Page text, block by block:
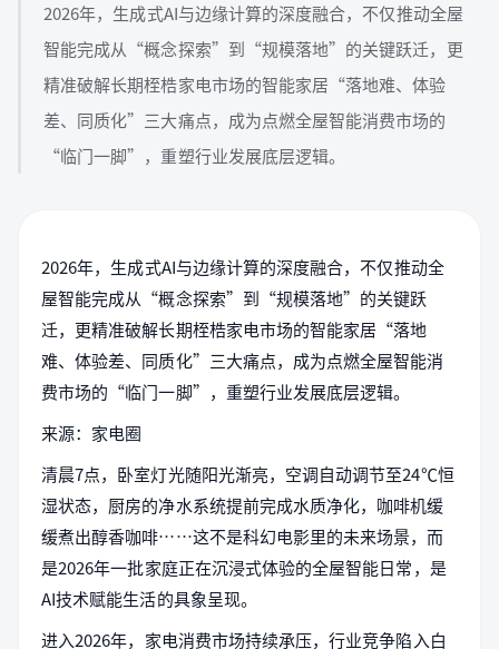
2026年，生成式AI与边缘计算的深度融合，不仅推动全屋
智能完成从“概念探索”到“规模落地”的关键跃迁，更
精准破解长期桎梏家电市场的智能家居“落地难、体验
差、同质化”三大痛点，成为点燃全屋智能消费市场的
“临门一脚”，重塑行业发展底层逻辑。
2026年，生成式AI与边缘计算的深度融合，不仅推动全
屋智能完成从“概念探索”到“规模落地”的关键跃
迁，更精准破解长期桎梏家电市场的智能家居“落地
难、体验差、同质化”三大痛点，成为点燃全屋智能消
费市场的“临门一脚”，重塑行业发展底层逻辑。
来源：家电圈
清晨7点，卧室灯光随阳光渐亮，空调自动调节至24℃恒
湿状态，厨房的净水系统提前完成水质净化，咖啡机缓
缓煮出醇香咖啡……这不是科幻电影里的未来场景，而
是2026年一批家庭正在沉浸式体验的全屋智能日常，是
AI技术赋能生活的具象呈现。
进入2026年，家电消费市场持续承压，行业竞争陷入白